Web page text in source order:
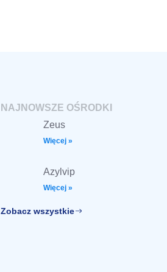
NAJNOWSZE OŚRODKI
Zeus
Więcej »
Azylvip
Więcej »
Zobacz wszystkie